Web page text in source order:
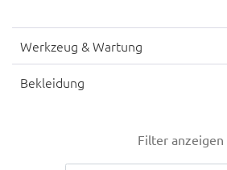
Werkzeug & Wartung
Bekleidung
Filter anzeigen